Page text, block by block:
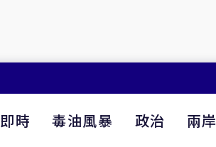
即時 毒油風暴 政治 兩岸